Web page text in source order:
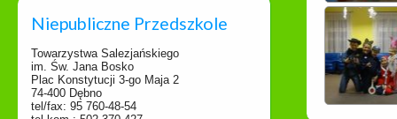
Niepubliczne Przedszkole
Towarzystwa Salezjańskiego
im. Św. Jana Bosko
Plac Konstytucji 3-go Maja 2
74-400 Dębno
tel/fax: 95 760-48-54